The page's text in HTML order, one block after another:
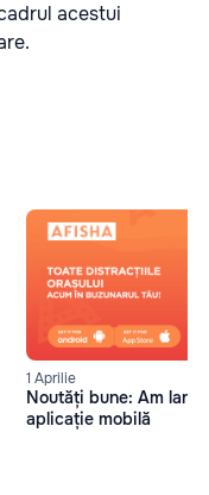
acestui
1 Aprilie
Noutăți bune: Am
aplicație mobilă